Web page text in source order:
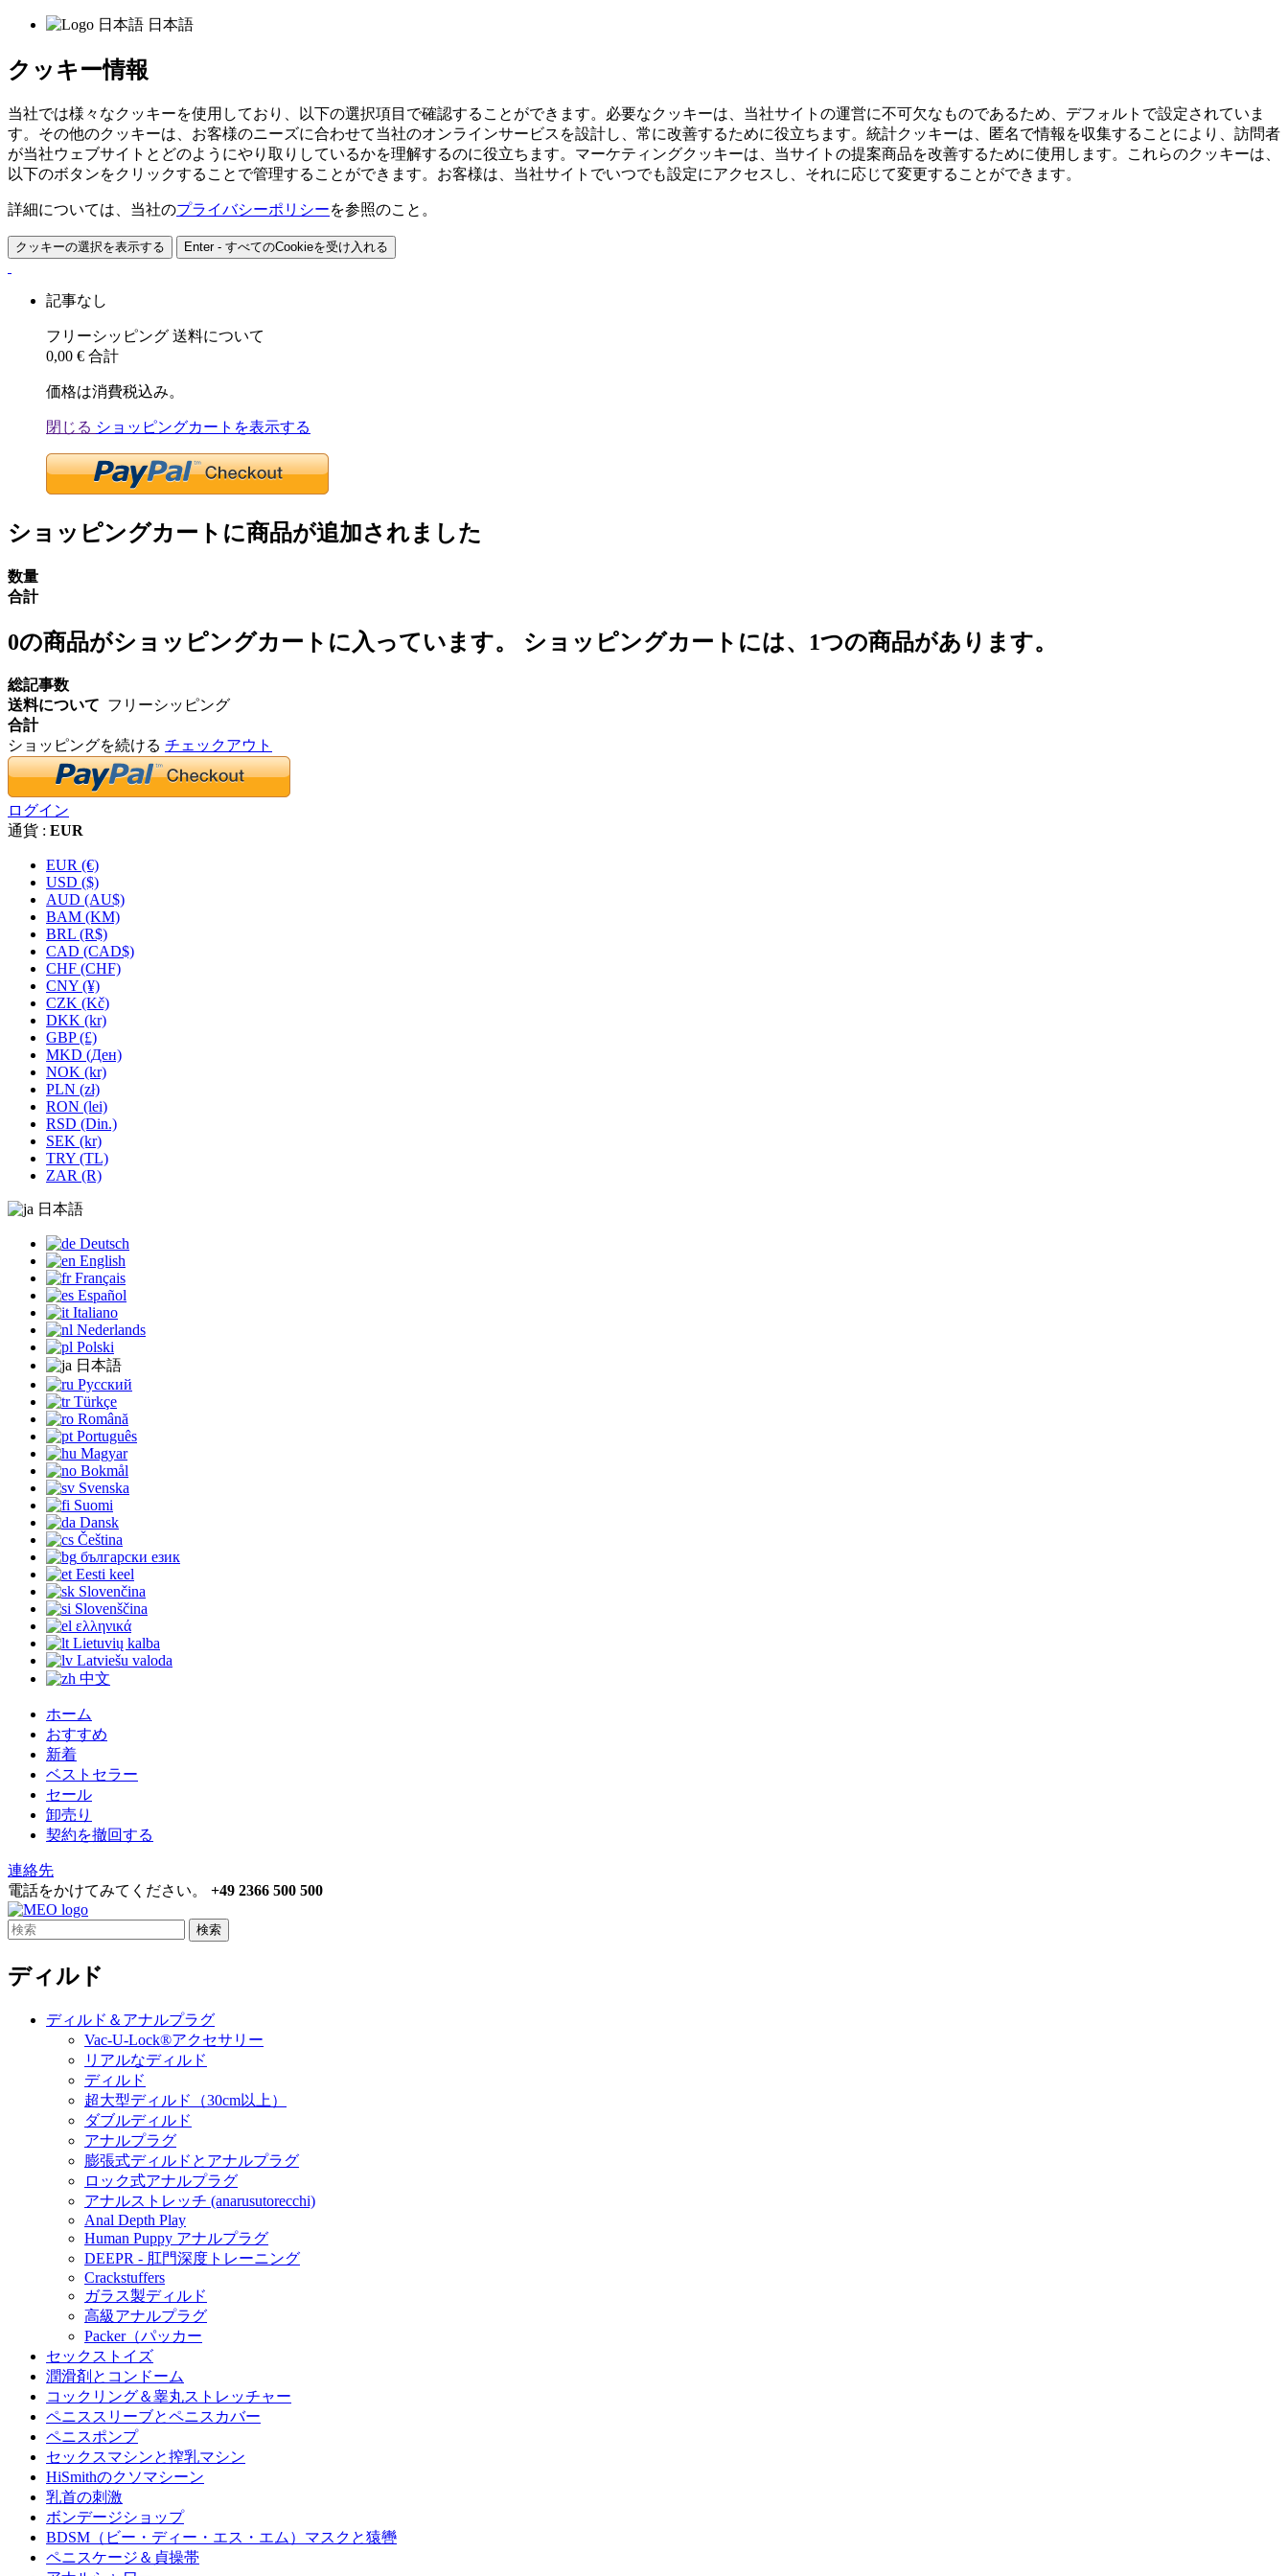
日本語
クッキー情報
当社では様々なクッキーを使用しており、以下の選択項目で確認することができます。必要なクッキーは、当社サイトの運営に不可欠なものであるため、デフォルトで設定されていま
す。その他のクッキーは、お客様のニーズに合わせて当社のオンラインサービスを設計し、常に改善するために役立ちます。統計クッキーは、匿名で情報を収集することにより、訪問者
が当社ウェブサイトとどのようにやり取りしているかを理解するのに役立ちます。マーケティングクッキーは、当サイトの提案商品を改善するために使用します。これらのクッキーは、
以下のボタンをクリックすることで管理することができます。お客様は、当社サイトでいつでも設定にアクセスし、それに応じて変更することができます。
詳細については、当社のプライバシーポリシーを参照のこと。
クッキーの選択を表示する Enter - すべてのCookieを受け入れる
記事なし
フリーシッピング 送料について
0,00 € 合計
価格は消費税込み。
閉じる ショッピングカートを表示する
ショッピングカートに商品が追加されました
数量
合計
0の商品がショッピングカートに入っています。 ショッピングカートには、1つの商品があります。
総記事数
送料について フリーシッピング
合計
ショッピングを続ける チェックアウト
ログイン
通貨 : EUR
EUR (€)
USD ($)
AUD (AU$)
BAM (KM)
BRL (R$)
CAD (CAD$)
CHF (CHF)
CNY (¥)
CZK (Kč)
DKK (kr)
GBP (£)
MKD (Ден)
NOK (kr)
PLN (zł)
RON (lei)
RSD (Din.)
SEK (kr)
TRY (TL)
ZAR (R)
日本語
Deutsch
English
Français
Español
Italiano
Nederlands
Polski
日本語
Русский
Türkçe
Română
Português
Magyar
Bokmål
Svenska
Suomi
Dansk
Čeština
български език
Eesti keel
Slovenčina
Slovenščina
ελληνικά
Lietuvių kalba
Latviešu valoda
中文
ホーム
おすすめ
新着
ベストセラー
セール
卸売り
契約を撤回する
連絡先
電話をかけてみてください。 +49 2366 500 500
検索
ディルド
ディルド＆アナルプラグ
Vac-U-Lock®アクセサリー
リアルなディルド
ディルド
超大型ディルド（30cm以上）
ダブルディルド
アナルプラグ
膨張式ディルドとアナルプラグ
ロック式アナルプラグ
アナルストレッチ (anarusutorecchi)
Anal Depth Play
Human Puppy アナルプラグ
DEEPR - 肛門深度トレーニング
Crackstuffers
ガラス製ディルド
高級アナルプラグ
Packer（パッカー
セックストイズ
潤滑剤とコンドーム
コックリング＆睾丸ストレッチャー
ペニススリーブとペニスカバー
ペニスポンプ
セックスマシンと搾乳マシン
HiSmithのクソマシーン
乳首の刺激
ボンデージショップ
BDSM（ビー・ディー・エス・エム）マスクと猿轡
ペニスケージ＆貞操帯